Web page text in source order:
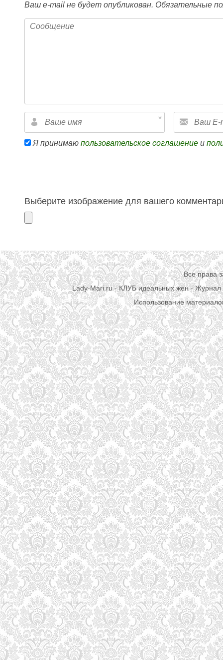
Ваш e-mail не будет опубликован. Обязательные
Я принимаю пользовательское соглашение и
Выберите изображение для вашего
Все права
Lady-Mari.ru - КЛУБ идеальных жен - Журнал
Использование